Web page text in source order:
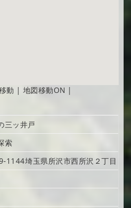
動 | 地図移動ON |
三ッ井戸
索
1144埼玉県所沢市西所沢 ２丁目１